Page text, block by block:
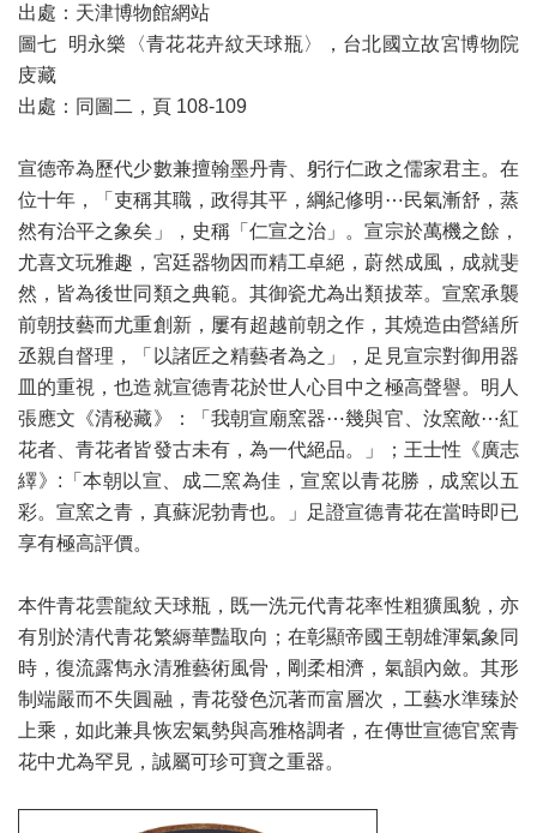
出處：天津博物館網站
圖七 明永樂〈青花花卉紋天球瓶〉，台北國立故宮博物院
庋藏
出處：同圖二，頁 108-109
宣德帝為歷代少數兼擅翰墨丹青、躬行仁政之儒家君主。在
位十年，「吏稱其職，政得其平，綱紀修明⋯民氣漸舒，蒸
然有治平之象矣」，史稱「仁宣之治」。宣宗於萬機之餘，
尤喜文玩雅趣，宮廷器物因而精工卓絕，蔚然成風，成就斐
然，皆為後世同類之典範。其御瓷尤為出類拔萃。宣窯承襲
前朝技藝而尤重創新，屢有超越前朝之作，其燒造由營繕所
丞親自督理，「以諸匠之精藝者為之」，足見宣宗對御用器
皿的重視，也造就宣德青花於世人心目中之極高聲譽。明人
張應文《清秘藏》：「我朝宣廟窯器⋯幾與官、汝窯敵⋯紅
花者、青花者皆發古未有，為一代絕品。」；王士性《廣志
繹》:「本朝以宣、成二窯為佳，宣窯以青花勝，成窯以五
彩。宣窯之青，真蘇泥勃青也。」足證宣德青花在當時即已
享有極高評價。
本件青花雲龍紋天球瓶，既一洗元代青花率性粗獷風貌，亦
有別於清代青花繁縟華豔取向；在彰顯帝國王朝雄渾氣象同
時，復流露雋永清雅藝術風骨，剛柔相濟，氣韻內斂。其形
制端嚴而不失圓融，青花發色沉著而富層次，工藝水準臻於
上乘，如此兼具恢宏氣勢與高雅格調者，在傳世宣德官窯青
花中尤為罕見，誠屬可珍可寶之重器。